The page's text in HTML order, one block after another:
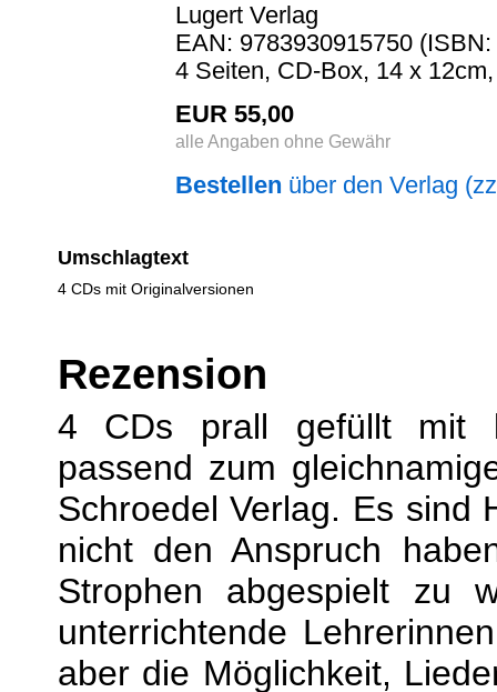
Lugert Verlag
EAN: 9783930915750
4 Seiten, CD-Box, 14 x
EUR 55,00
alle Angaben ohne Gewähr
Bestellen über den Verlag
Umschlagtext
4 CDs mit Originalversionen
Rezension
4 CDs prall gefüllt mit
passend zum
Schroedel Verlag. Es sind
nicht den Anspruch
Strophen abgespielt zu
unterrichtende
aber die Möglichkeit,